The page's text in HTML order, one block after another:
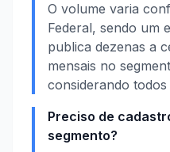
O volume varia
Federal, sendo um
publica dezenas a
mensais no
considerando
Preciso de
segmento?